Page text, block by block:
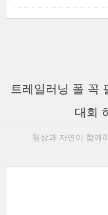
트레일러닝 폴 꼭
대회
일상과 자연이 함께